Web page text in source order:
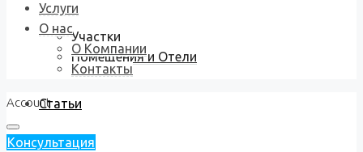
Участки
Помещения и Отели
Статьи
Услуги
О нас
О Компании
Контакты
Account
Консультация